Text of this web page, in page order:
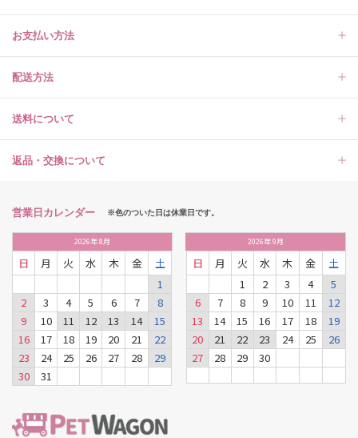
お支払い方法
配送方法
送料について
返品・交換について
営業日カレンダー ※色のついた日は休業日です。
2026年8月
日 月 火 水 木 金
土
1
2
3 4 5 6 7
8
9
10 11 12 13 14
15
16
17 18 19 20 21
22
23
24 25 26 27 28
29
30
31
2026年9月
日 月 火 水 木 金
土
1
2 3 4
5
6
7 8 9 10 11
12
13
14 15 16 17 18
19
20
21 22 23 24 25
26
27
28 29 30